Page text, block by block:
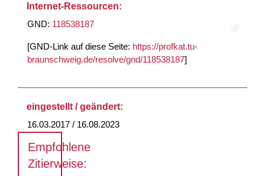
Internet-Ressourcen:
GND: 118538187
[GND-Link auf diese Seite: https://profkat.tu-
braunschweig.de/resolve/gnd/118538187]
eingestellt / geändert:
16.03.2017 / 16.08.2023
Empfohlene
Zitierweise: